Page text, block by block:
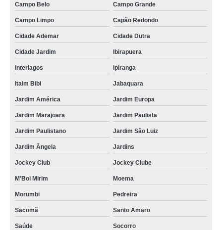
Campo Belo Campo Grande
Campo Limpo Capão Redondo
Cidade Ademar Cidade Dutra
Cidade Jardim Ibirapuera
Interlagos Ipiranga
Itaim Bibi Jabaquara
Jardim América Jardim Europa
Jardim Marajoara Jardim Paulista
Jardim Paulistano Jardim São Luiz
Jardim Ângela Jardins
Jockey Club Jockey Clube
M'Boi Mirim Moema
Morumbi Pedreira
Sacomã Santo Amaro
Saúde Socorro